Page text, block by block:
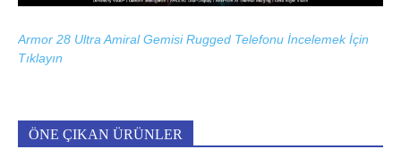
Armor 28 Ultra Amiral Gemisi Rugged Telefonu İncelemek İçin
Tıklayın
ÖNE ÇIKAN ÜRÜNLER